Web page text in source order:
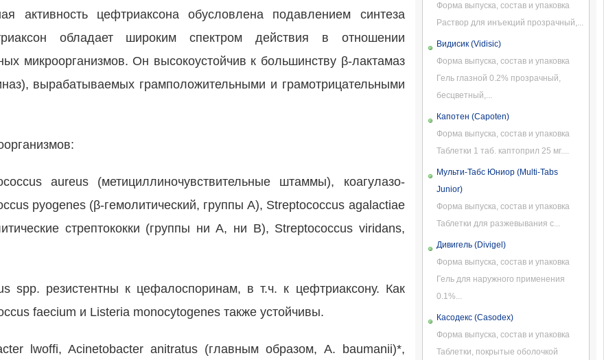
активность цефтриаксона обусловлена подавлением синтеза
обладает широким спектром действия в отношении
микроорганизмов. Он высокоустойчив к большинству β-лактамаз
вырабатываемых грамположительными и грамотрицательными
aureus (метициллиночувствительные штаммы), коагулазо-
pyogenes (β-гемолитический, группы А), Streptococcus agalactiae
стрептококки (группы ни А, ни В), Streptococcus viridans,
spp. резистентны к цефалоспоринам, в т.ч. к цефтриаксону. Как
faecium и Listeria monocytogenes также устойчивы.
lwoffi, Acinetobacter anitratus (главным образом, A. baumanii)*,
Форма выпуска, состав и упаковка
Раствор для инъекций прозрачный,...
Видисик (Vidisic)
Форма выпуска, состав и упаковка
Гель глазной 0.2% прозрачный,
бесцветный,...
Капотен (Capoten)
Форма выпуска, состав и упаковка
Таблетки 1 таб. каптоприл 25 мг....
Мульти-Табс Юниор (Multi-Tabs
Junior)
Форма выпуска, состав и упаковка
Таблетки для разжевывания с...
Дивигель (Divigel)
Форма выпуска, состав и упаковка
Гель для наружного применения
0.1%...
Касодекс (Casodex)
Форма выпуска, состав и упаковка
Таблетки, покрытые оболочкой